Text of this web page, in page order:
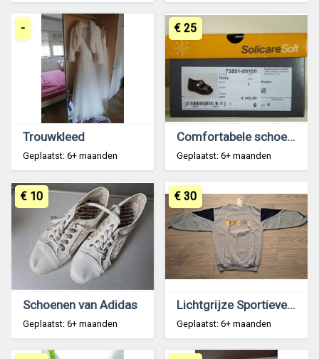
Trouwkleed
Geplaatst: 6+ maanden
-
Comfortabele schoenen!
Geplaatst: 6+ maanden
€ 25
Schoenen van Adidas
Geplaatst: 6+ maanden
€ 10
Lichtgrijze Sportieve Sweater met Accenten Med-L
Geplaatst: 6+ maanden
€ 30